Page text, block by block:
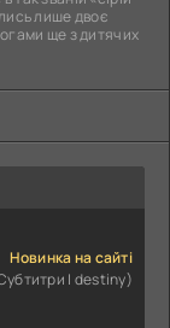
лише двоє
ще з дитячих
Новинка на сайті
| destiny)